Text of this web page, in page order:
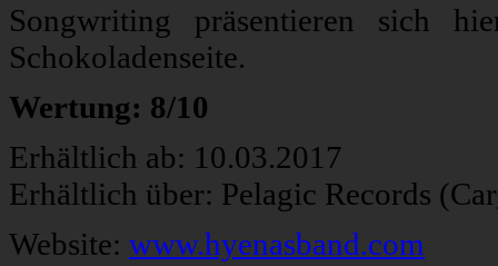
Songwriting präsentieren sich
Schokoladenseite.
Wertung: 8/10
Erhältlich ab: 10.03.2017
Erhältlich über: Pelagic Records
Website: www.hyenasband.com